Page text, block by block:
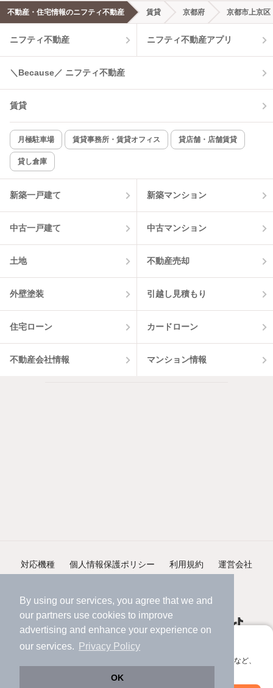
By using our services, you agree that we and
our partners use cookies to improve
advertising and enhance your experience on
our services.
Privacy Policy
OK
アプリに切り替えて、サクサクお部屋探し
会員登録なしですぐ使える。マップ検索やお気に入り保存など、
エアコンあり 都市ガス
温水洗浄便座 オートロック
コンロ2口以上
新着のみ インターネット無料
該当件数:
物件一覧に反映
不動産・住宅情報のニフティ不動産 賃貸 京都府 京都市上京区
ニフティ不動産 ニフティ不動産アプリ
＼Because／ ニフティ不動産
賃貸
月極駐車場 賃貸事務所・賃貸オフィス 貸店舗・店舗賃貸
貸し倉庫
新築一戸建て 新築マンション
中古一戸建て 中古マンション
土地 不動産売却
外壁塗装 引越し見積もり
住宅ローン カードローン
不動産会社情報 マンション情報
対応機種 個人情報保護ポリシー 利用規約 運営会社
©NIFTY Lifestyle Co., Ltd.